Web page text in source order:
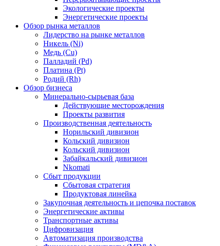
Экологические проекты
Энергетические проекты
Обзор рынка металлов
Лидерство на рынке металлов
Никель (Ni)
Медь (Cu)
Палладий (Pd)
Платина (Pt)
Родий (Rh)
Обзор бизнеса
Минерально-сырьевая база
Действующие месторождения
Проекты развития
Производственная деятельность
Норильский дивизион
Кольский дивизион
Кольский дивизион
Забайкальский дивизион
Nkomati
Сбыт продукции
Сбытовая стратегия
Продуктовая линейка
Закупочная деятельность и цепочка поставок
Энергетические активы
Транспортные активы
Цифровизация
Автоматизация производства